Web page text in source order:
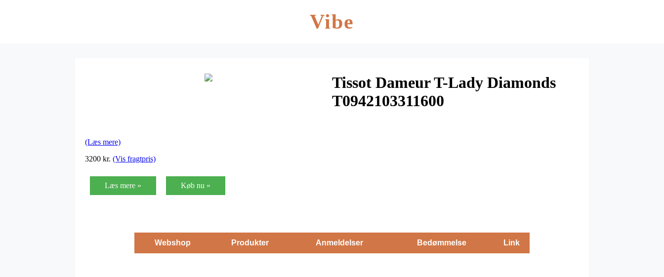
Vibe
Tissot Dameur T-Lady Diamonds
T0942103311600
(Læs mere)
3200 kr. (Vis fragtpris)
Læs mere » Køb nu »
Webshop Produkter Anmeldelser Bedømmelse Link